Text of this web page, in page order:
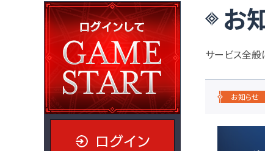
お
サービス全般
お知らせ